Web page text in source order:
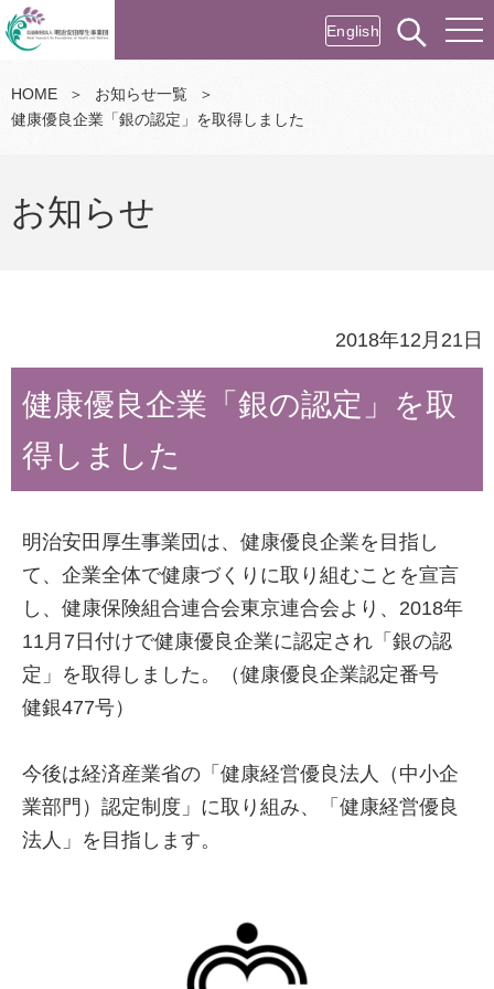
English
HOME ＞ お知らせ一覧
＞
健康優良企業「銀の認定」を取得しました
お知らせ
2018年12月21日
健康優良企業「銀の認定」を取
得しました
明治安田厚生事業団は、健康優良企業を目指し
て、企業全体で健康づくりに取り組むことを宣言
し、健康保険組合連合会東京連合会より、2018年
11月7日付けで健康優良企業に認定され「銀の認
定」を取得しました。（健康優良企業認定番号
健銀477号）
今後は経済産業省の「健康経営優良法人（中小企
業部門）認定制度」に取り組み、「健康経営優良
法人」を目指します。